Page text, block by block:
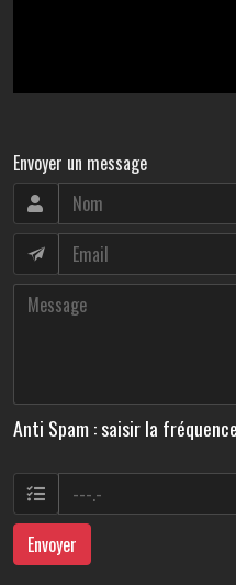
Envoyer un message
Anti Spam : saisir la
Envoyer